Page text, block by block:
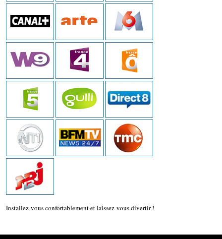
Installez-vous confortablement et laissez-vous divertir !